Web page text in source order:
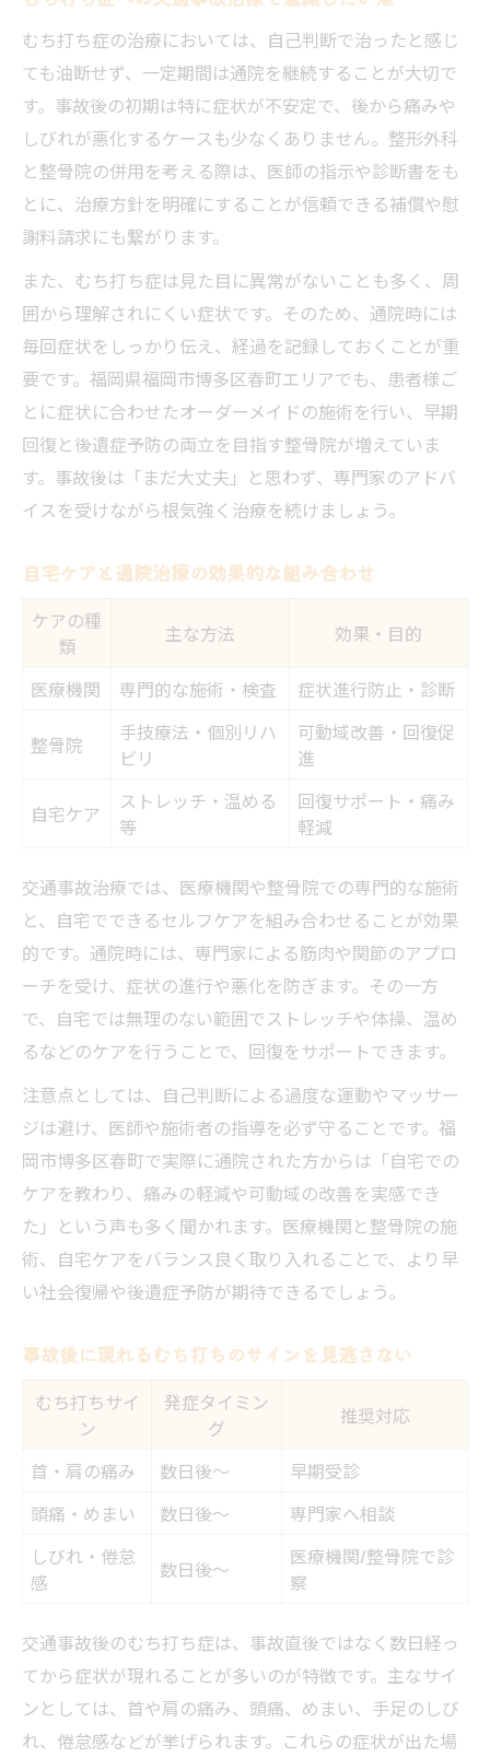
むち打ち症の治療においては、自己判断で治ったと感じ
ても油断せず、一定期間は通院を継続することが大切で
す。事故後の初期は特に症状が不安定で、後から痛みや
しびれが悪化するケースも少なくありません。整形外科
と整骨院の併用を考える際は、医師の指示や診断書をも
とに、治療方針を明確にすることが信頼できる補償や慰
謝料請求にも繋がります。
また、むち打ち症は見た目に異常がないことも多く、周
囲から理解されにくい症状です。そのため、通院時には
毎回症状をしっかり伝え、経過を記録しておくことが重
要です。福岡県福岡市博多区春町エリアでも、患者様ご
とに症状に合わせたオーダーメイドの施術を行い、早期
回復と後遺症予防の両立を目指す整骨院が増えていま
す。事故後は「まだ大丈夫」と思わず、専門家のアドバ
イスを受けながら根気強く治療を続けましょう。
自宅ケアと通院治療の効果的な組み合わせ
ケアの種
類
主な方法 効果・目的
医療機関 専門的な施術・検査 症状進行防止・診断
整骨院
手技療法・個別リハ
ビリ
可動域改善・回復促
進
自宅ケア
ストレッチ・温める
等
回復サポート・痛み
軽減
交通事故治療では、医療機関や整骨院での専門的な施術
と、自宅でできるセルフケアを組み合わせることが効果
的です。通院時には、専門家による筋肉や関節のアプロ
ーチを受け、症状の進行や悪化を防ぎます。その一方
で、自宅では無理のない範囲でストレッチや体操、温め
るなどのケアを行うことで、回復をサポートできます。
注意点としては、自己判断による過度な運動やマッサー
ジは避け、医師や施術者の指導を必ず守ることです。福
岡市博多区春町で実際に通院された方からは「自宅での
ケアを教わり、痛みの軽減や可動域の改善を実感でき
た」という声も多く聞かれます。医療機関と整骨院の施
術、自宅ケアをバランス良く取り入れることで、より早
い社会復帰や後遺症予防が期待できるでしょう。
事故後に現れるむち打ちのサインを見逃さない
むち打ちサイ
ン
発症タイミン
グ
推奨対応
首・肩の痛み 数日後～
早期受診
頭痛・めまい
数日後～
専門家へ相談
しびれ・倦怠
感
数日後～
医療機関/整骨院で診
察
交通事故後のむち打ち症は、事故直後ではなく数日経っ
てから症状が現れることが多いのが特徴です。主なサイ
ンとしては、首や肩の痛み、頭痛、めまい、手足のしび
れ、倦怠感などが挙げられます。これらの症状が出た場